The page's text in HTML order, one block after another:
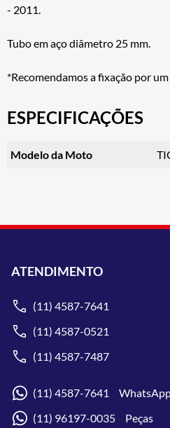
- 2011.
Tubo em aço diâmetro 25 mm.
*Recomendamos a fixação por
ESPECIFICAÇÕES
Modelo da Moto
ATENDIMENTO
(11) 4587-7641
(11) 4587-0521
(11) 4587-7487
(11) 4587-7641
(11) 96197-0035 Peças